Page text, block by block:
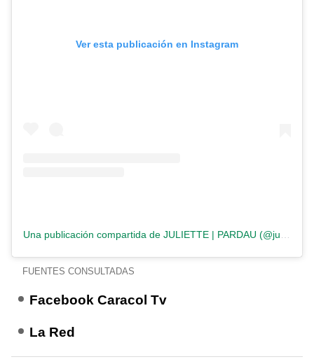
Ver esta publicación en Instagram
Una publicación compartida de JULIETTE | PARDAU (@juliepardau)
FUENTES CONSULTADAS
Facebook Caracol Tv
La Red